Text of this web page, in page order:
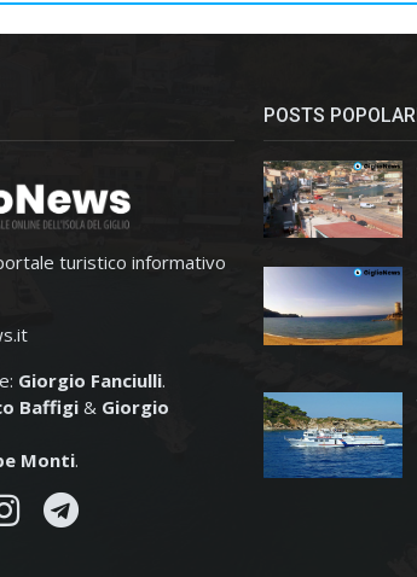
turistico informativo
Giorgio Fanciulli.
Baffigi& Giorgio
Monti.
POSTS